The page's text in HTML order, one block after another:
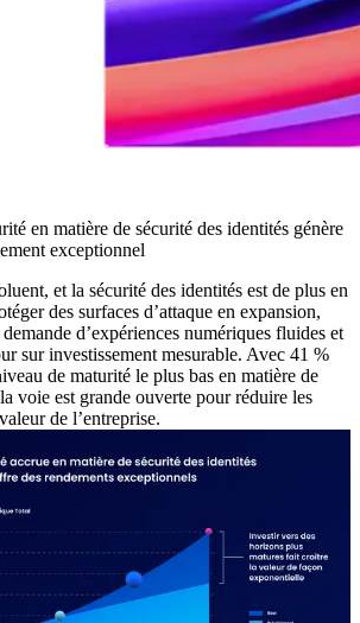
en matière de sécurité des identités génère
exceptionnel
et la sécurité des identités est de plus en
des surfaces d’attaque en expansion,
d’expériences numériques fluides et
sur investissement mesurable. Avec 41 %
de maturité le plus bas en matière de
voie est grande ouverte pour réduire les
de l’entreprise.